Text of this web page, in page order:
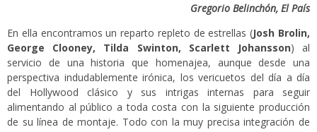
Gregorio Belinchón, El País
En ella encontramos un reparto repleto de estrellas (Josh Brolin,
George Clooney, Tilda Swinton, Scarlett Johansson) al
servicio de una historia que homenajea, aunque desde una
perspectiva indudablemente irónica, los vericuetos del día a día
del Hollywood clásico y sus intrigas internas para seguir
alimentando al público a toda costa con la siguiente producción
de su línea de montaje. Todo con la muy precisa integración de